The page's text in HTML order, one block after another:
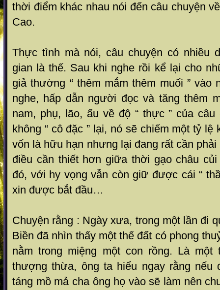
thời điểm khác nhau nói đến câu chuyện
Cao.
Thực tình mà nói, câu chuyện có nhiều
gian là thế. Sau khi nghe rồi kể lại cho
giả thường “ thêm mắm thêm muối ” vào
nghe, hấp dẫn người đọc và tăng thêm
nam, phụ, lão, ấu về độ “ thực ” của
không “ cô đặc ” lại, nó sẽ chiếm một tỷ
vốn là hữu hạn nhưng lại đang rất cần
điều cần thiết hơn giữa thời gạo châu
đó, với hy vọng vẫn còn giữ được cái “
xin được bắt đầu…
Chuyện rằng : Ngày xưa, trong một lần đi
Biền đã nhìn thấy một thế đất có phong
nằm trong miệng một con rồng. Là
thượng thừa, ông ta hiểu ngay rằng nếu
táng mồ mả cha ông họ vào sẽ làm nên